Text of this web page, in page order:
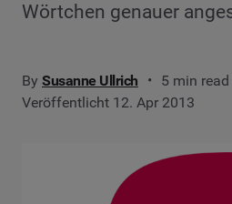
Wörtchen genauer
By Susanne Ullrich
5 min read
Veröffentlicht 12. Apr 2013